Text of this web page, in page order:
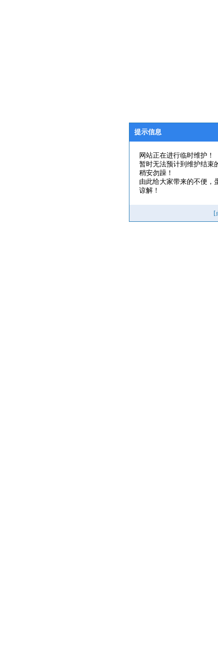
提示信息
网站正在进行临时维护！
暂时无法预计到维护结束
稍安勿躁！
由此给大家带来的不便，
谅解！
[